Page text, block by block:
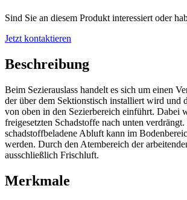
Sind Sie an diesem Produkt interessiert oder
Jetzt kontaktieren
Beschreibung
Beim Sezierauslass handelt es sich um einen
der über dem Sektionstisch installiert wird und
von oben in den Sezierbereich einführt. Dabei
freigesetzten Schadstoffe nach unten
schadstoffbeladene Abluft kann im
werden. Durch den Atembereich der
ausschließlich Frischluft.
Merkmale